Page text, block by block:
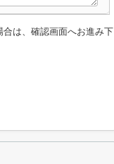
は、確認画面へお進み下